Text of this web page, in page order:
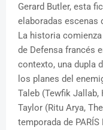
Gerard Butler, esta
elaboradas escenas
La historia
de Defensa francés
contexto, una dupla
los planes del
Taleb (Tewfik Jallab,
Taylor (Ritu Arya,
temporada de